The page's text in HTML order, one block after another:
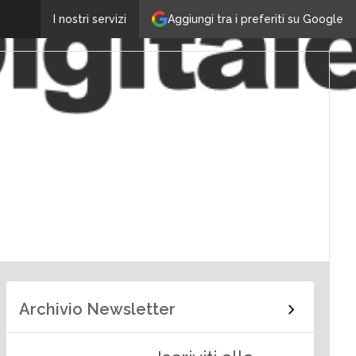
Aggiungi tra i preferiti su Google
I nostri servizi
Archivio Newsletter